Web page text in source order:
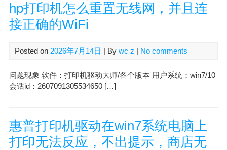
hp打印机怎么重置无线网，并且连
接正确的WiFi
Posted on 2026年7月14日 | By wc z | No comments
问题现象 软件：打印机驱动大师/各个版本 用户系统：win7/10
会话id：2607091305534650 […]
惠普打印机驱动在win7系统电脑上
打印无法反应，不出提示，商店无